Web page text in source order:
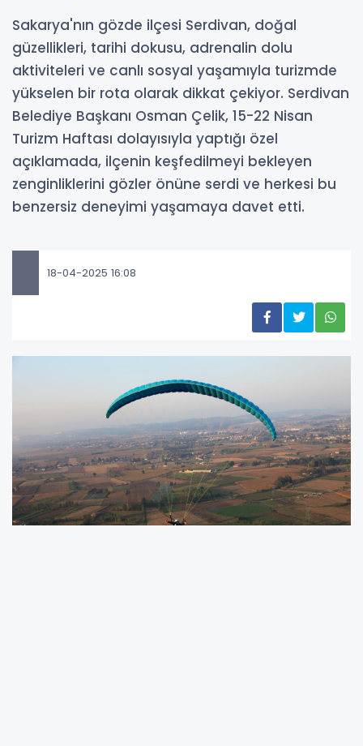
Sakarya'nın gözde ilçesi Serdivan, doğal
güzellikleri, tarihi dokusu, adrenalin dolu
aktiviteleri ve canlı sosyal yaşamıyla turizmde
yükselen bir rota olarak dikkat çekiyor. Serdivan
Belediye Başkanı Osman Çelik, 15-22 Nisan
Turizm Haftası dolayısıyla yaptığı özel
açıklamada, ilçenin keşfedilmeyi bekleyen
zenginliklerini gözler önüne serdi ve herkesi bu
benzersiz deneyimi yaşamaya davet etti.
18-04-2025 16:08